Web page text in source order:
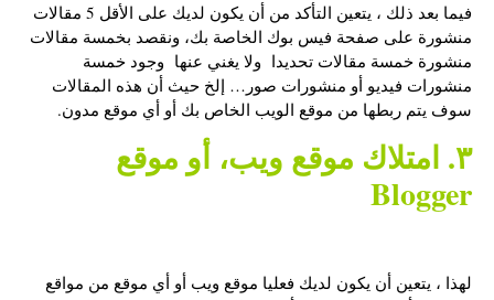
فيما بعد ذلك ، يتعين التأكد من أن يكون لديك على الأقل 5 مقالات
منشورة على صفحة فيس بوك الخاصة بك، ونقصد بخمسة مقالات
منشورة خمسة مقالات تحديدا ولا يغني عنها وجود خمسة
منشورات فيديو أو منشورات صور… إلخ حيث أن هذه المقالات
سوف يتم ربطها من موقع الويب الخاص بك أو أي موقع مدون.
٣. امتلاك موقع ويب، أو موقع
Blogger
لهذا ، يتعين أن يكون لديك فعليا موقع ويب أو أي موقع من مواقع